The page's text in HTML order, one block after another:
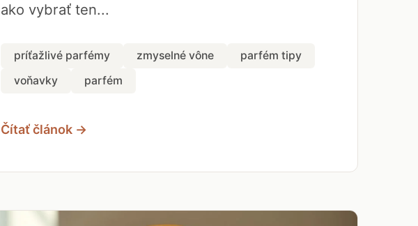
ako vybrať ten...
príťažlivé parfémy zmyselné vône
parfém tipy
voňavky
parfém
Čítať článok →